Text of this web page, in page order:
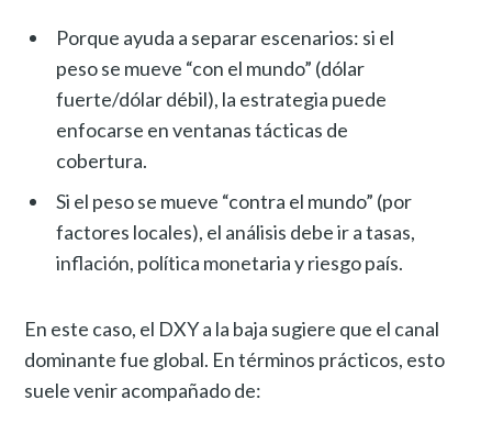
Porque ayuda a separar escenarios: si el
peso se mueve “con el mundo” (dólar
fuerte/dólar débil), la estrategia puede
enfocarse en ventanas tácticas de
cobertura.
Si el peso se mueve “contra el mundo” (por
factores locales), el análisis debe ir a tasas,
inflación, política monetaria y riesgo país.
En este caso, el DXY a la baja sugiere que el canal
dominante fue global. En términos prácticos, esto
suele venir acompañado de: